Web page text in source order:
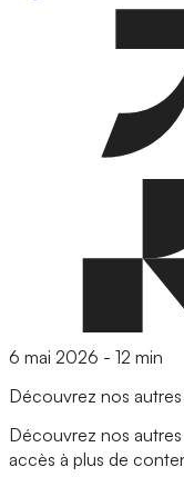
6 mai 2026 - 12 min
Découvrez nos
Découvrez nos
accès à plus de